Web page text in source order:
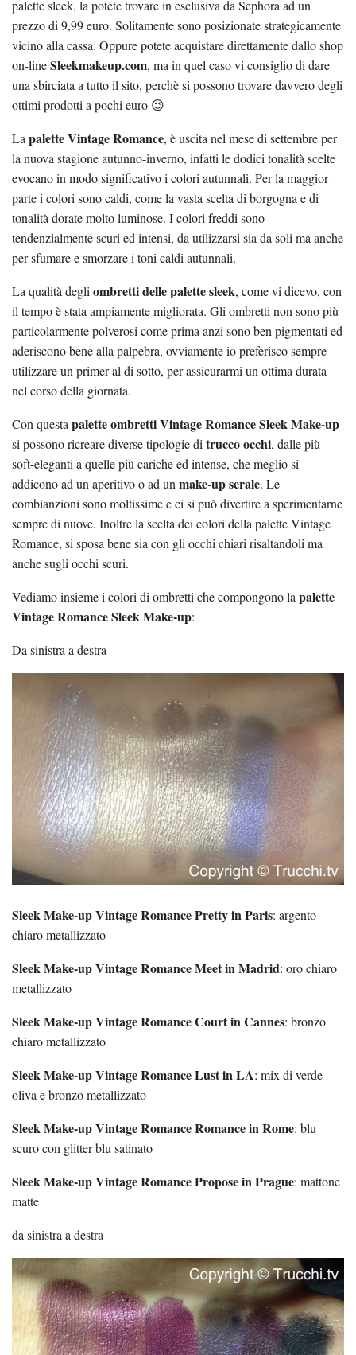
palette sleek, la potete trovare in esclusiva da Sephora ad un
prezzo di 9,99 euro. Solitamente sono posizionate strategicamente
vicino alla cassa. Oppure potete acquistare direttamente dallo shop
on-lineSleekmakeup.com, ma in quel caso vi consiglio di dare
una sbirciata a tutto il sito, perchè si possono trovare davvero degli
ottimi prodotti a pochi euro 😉
La palette Vintage Romance, è uscita nel mese di settembre per
la nuova stagione autunno-inverno, infatti le dodici tonalità scelte
evocano in modo significativo i colori autunnali. Per la maggior
parte i colori sono caldi, come la vasta scelta di borgogna e di
tonalità dorate molto luminose. I colori freddi sono
tendenzialmente scuri ed intensi, da utilizzarsi sia da soli ma anche
per sfumare e smorzare i toni caldi autunnali.
La qualità degli ombretti delle palette sleek, come vi dicevo, con
il tempo è stata ampiamente migliorata. Gli ombretti non sono più
particolarmente polverosi come prima anzi sono ben pigmentati ed
aderiscono bene alla palpebra, ovviamente io preferisco sempre
utilizzare un primer al di sotto, per assicurarmi un ottima durata
nel corso della giornata.
Con questa palette ombretti Vintage Romance Sleek Make-up
si possono ricreare diverse tipologie di trucco occhi, dalle più
soft-eleganti a quelle più cariche ed intense, che meglio si
addicono ad un aperitivo o ad un make-up serale. Le
combianzioni sono moltissime e ci si può divertire a sperimentarne
sempre di nuove. Inoltre la scelta dei colori della palette Vintage
Romance, si sposa bene sia con gli occhi chiari risaltandoli ma
anche sugli occhi scuri.
Vediamo insieme i colori di ombretti che compongono la palette
Vintage Romance Sleek Make-up:
Da sinistra a destra
Sleek Make-up Vintage Romance Pretty in Paris: argento
chiaro metallizzato
Sleek Make-up Vintage Romance Meet in Madrid: oro chiaro
metallizzato
Sleek Make-up Vintage Romance Court in Cannes: bronzo
chiaro metallizzato
Sleek Make-up Vintage Romance Lust in LA: mix di verde
oliva e bronzo metallizzato
Sleek Make-up Vintage Romance Romance in Rome: blu
scuro con glitter blu satinato
Sleek Make-up Vintage Romance Propose in Prague: mattone
matte
da sinistra a destra